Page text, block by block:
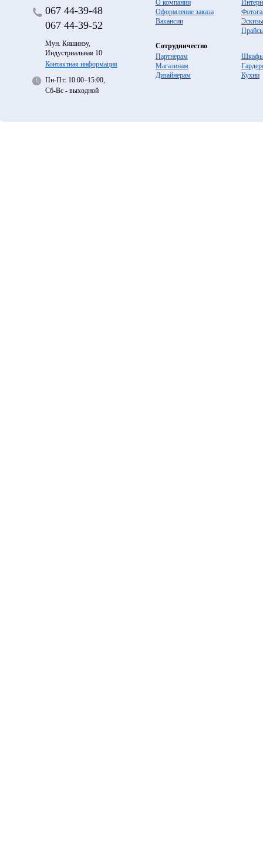
067 44-39-48
067 44-39-52
Мун. Кишинэу,
Индустриальная 10
Контактная информация
Пн-Пт: 10:00–15:00,
Сб-Вс - выходной
О компании
Оформление заказа
Вакансии
Эскизы
Сотрудничество
Партнерам
Магазинам
Дизайнерам
Кухни